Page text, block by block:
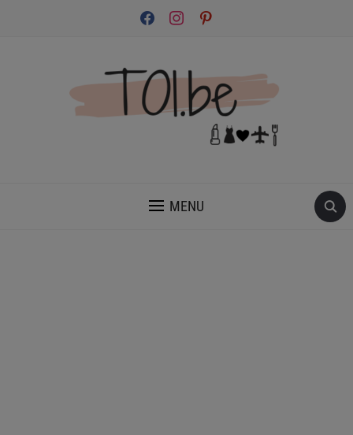
facebookinstagrampinterest
MENU